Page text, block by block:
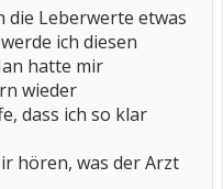
die Leberwerte etwas
ich diesen
hatte mir
wieder
dass ich so klar
hören, was der Arzt